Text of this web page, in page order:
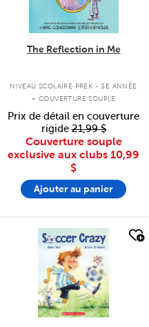
The Reflection in Me
NIVEAU SCOLAIRE PREK - 3E ANNÉE
. COUVERTURE SOUPLE
Prix de détail en couverture
rigide21,99 $
Couverture souple
exclusive aux clubs 10,99
$
Ajouter au panier
quick look